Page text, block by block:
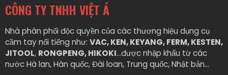
CÔNG TY TNHH VIỆT Á
Nhà phân phối độc quyền của các thương hiệu dụng cụ
cầm tay nổi tiếng như: VAC, KEN, KEYANG, FERM, KESTEN,
JITOOL, RONGPENG, HIKOKI…được nhập khẩu từ các
nước Hà lan, Hàn quốc, Đài loan, Trung quốc, Nhật bản…